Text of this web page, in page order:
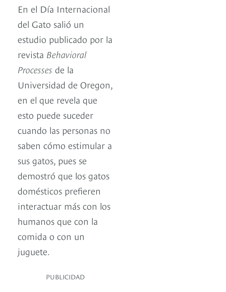
En el Día Internacional
del Gato salió un
estudio publicado por la
revista Behavioral
Processes de la
Universidad de Oregon,
en el que revela que
esto puede suceder
cuando las personas no
saben cómo estimular a
sus gatos, pues se
demostró que los gatos
domésticos prefieren
interactuar más con los
humanos que con la
comida o con un
juguete.
PUBLICIDAD